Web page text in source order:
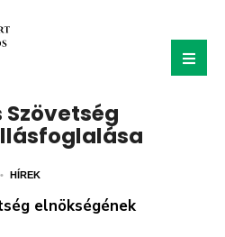
Szövetség
• HÍREK
elnökségének